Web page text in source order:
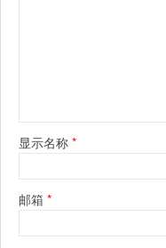
显示名称 *
邮箱 *